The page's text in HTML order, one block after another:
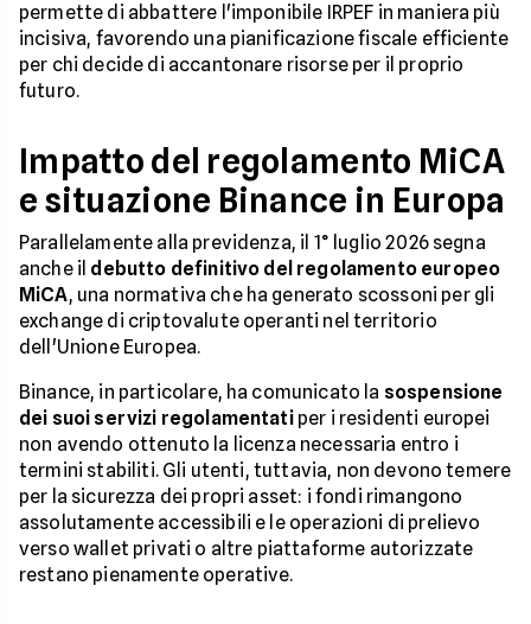
permette di abbattere l'imponibile IRPEF in maniera più
incisiva, favorendo una pianificazione fiscale efficiente
per chi decide di accantonare risorse per il proprio
futuro.
Impatto del regolamento MiCA
e situazione Binance in Europa
Parallelamente alla previdenza, il 1° luglio 2026 segna
anche il debutto definitivo del regolamento europeo
MiCA, una normativa che ha generato scossoni per gli
exchange di criptovalute operanti nel territorio
dell'Unione Europea.
Binance, in particolare, ha comunicato la sospensione
dei suoi servizi regolamentatiper i residenti europei
non avendo ottenuto la licenza necessaria entro i
termini stabiliti. Gli utenti, tuttavia, non devono temere
per la sicurezza dei propri asset: i fondi rimangono
assolutamente accessibili e le operazioni di prelievo
verso wallet privati o altre piattaforme autorizzate
restano pienamente operative.